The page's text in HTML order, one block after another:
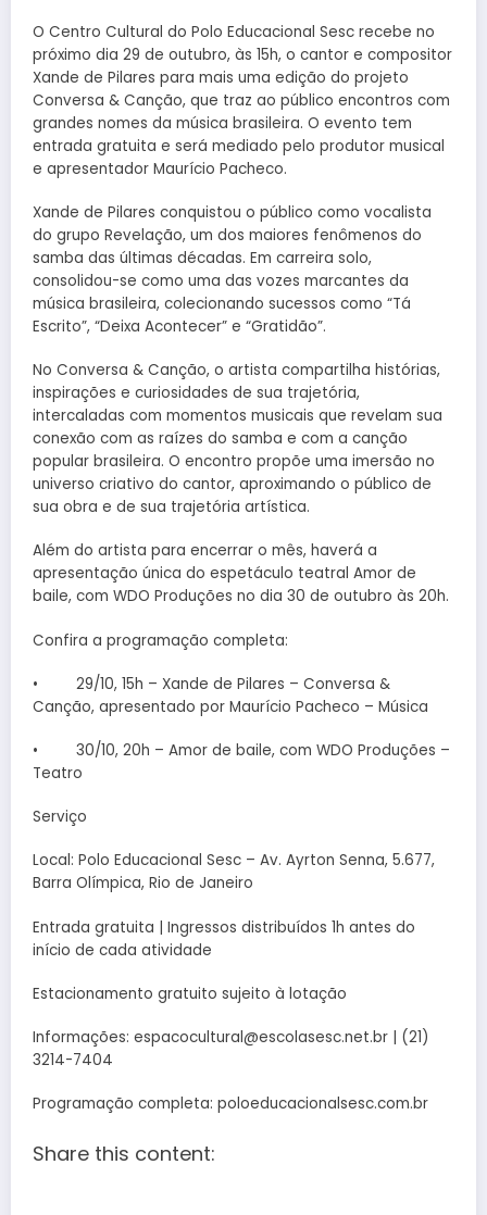
O Centro Cultural do Polo Educacional Sesc recebe no
próximo dia 29 de outubro, às 15h, o cantor e compositor
Xande de Pilares para mais uma edição do projeto
Conversa & Canção, que traz ao público encontros com
grandes nomes da música brasileira. O evento tem
entrada gratuita e será mediado pelo produtor musical
e apresentador Maurício Pacheco.
Xande de Pilares conquistou o público como vocalista
do grupo Revelação, um dos maiores fenômenos do
samba das últimas décadas. Em carreira solo,
consolidou-se como uma das vozes marcantes da
música brasileira, colecionando sucessos como “Tá
Escrito”, “Deixa Acontecer” e “Gratidão”.
No Conversa & Canção, o artista compartilha histórias,
inspirações e curiosidades de sua trajetória,
intercaladas com momentos musicais que revelam sua
conexão com as raízes do samba e com a canção
popular brasileira. O encontro propõe uma imersão no
universo criativo do cantor, aproximando o público de
sua obra e de sua trajetória artística.
Além do artista para encerrar o mês, haverá a
apresentação única do espetáculo teatral Amor de
baile, com WDO Produções no dia 30 de outubro às 20h.
Confira a programação completa:
• 29/10, 15h – Xande de Pilares – Conversa &
Canção, apresentado por Maurício Pacheco – Música
• 30/10, 20h – Amor de baile, com WDO Produções –
Teatro
Serviço
Local: Polo Educacional Sesc – Av. Ayrton Senna, 5.677,
Barra Olímpica, Rio de Janeiro
Entrada gratuita | Ingressos distribuídos 1h antes do
início de cada atividade
Estacionamento gratuito sujeito à lotação
Informações: espacocultural@escolasesc.net.br | (21)
3214-7404
Programação completa: poloeducacionalsesc.com.br
Share this content: